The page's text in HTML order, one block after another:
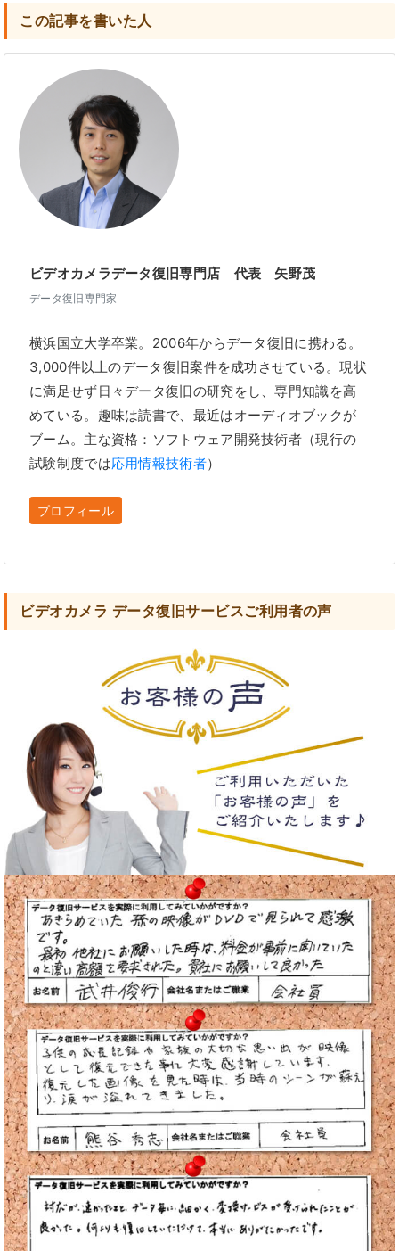
この記事を書いた人
ビデオカメラデータ復旧専門店 代表 矢野茂
データ復旧専門家
横浜国立大学卒業。2006年からデータ復旧に携わる。
3,000件以上のデータ復旧案件を成功させている。現状
に満足せず日々データ復旧の研究をし、専門知識を高
めている。趣味は読書で、最近はオーディオブックが
ブーム。主な資格：ソフトウェア開発技術者（現行の
試験制度では応用情報技術者）
プロフィール
ビデオカメラ データ復旧サービスご利用者の声